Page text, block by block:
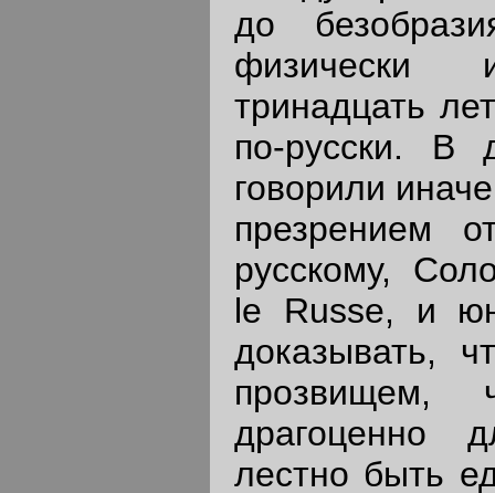
до
тринадцать
по-русски. В
говорили
презрением
русскому,
le Russe, и
доказывать,
прозвищем,
драгоценно
лестно быть